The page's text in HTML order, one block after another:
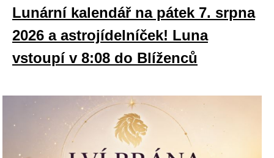
Lunární kalendář na pátek 7. srpna
2026 a astrojídelníček! Luna
vstoupí v 8:08 do Blíženců